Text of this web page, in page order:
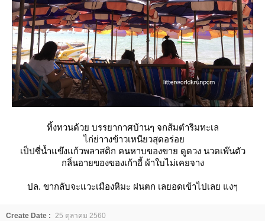
ทิ้งทวนด้วย บรรยากาศบ้านๆ จกส้มตำริมทะเล
ไก่ย่าางข้าวเหนียวสุดอร่อ
เป็ปซี่น้ำแข๊งแก้วพลาสติก คนหาบของขาย ดูดวง นวดเพ๊นตัว
กลิ่นอายของของเก้าอี้ ผ้าใบไม่เคยจาง
ปล. ขากลับจะแวะเมืองหิมะ ฝนตก เลยอดเข้าไปเลย แงๆ
Create Date : 25 ตุลาคม 2560